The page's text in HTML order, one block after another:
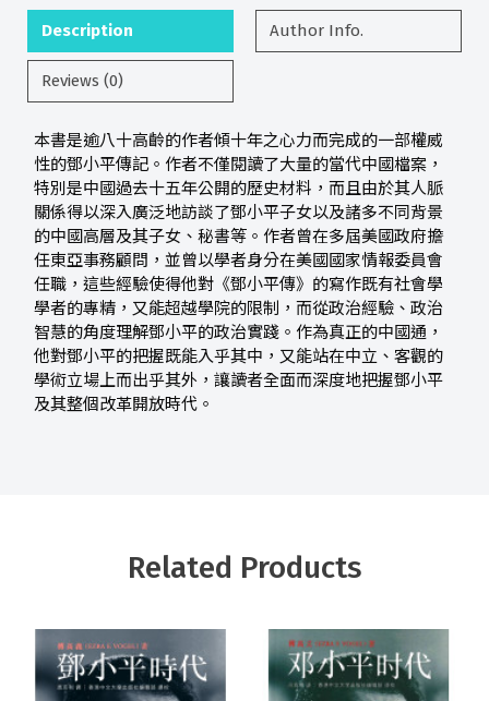
Description Author Info.
Reviews (0)
本書是逾八十高齡的作者傾十年之心力而完成的一部權威
性的鄧小平傳記。作者不僅閱讀了大量的當代中國檔案，
特別是中國過去十五年公開的歷史材料，而且由於其人脈
關係得以深入廣泛地訪談了鄧小平子女以及諸多不同背景
的中國高層及其子女、秘書等。作者曾在多屆美國政府擔
任東亞事務顧問，並曾以學者身分在美國國家情報委員會
任職，這些經驗使得他對《鄧小平傳》的寫作既有社會學
學者的專精，又能超越學院的限制，而從政治經驗、政治
智慧的角度理解鄧小平的政治實踐。作為真正的中國通，
他對鄧小平的把握既能入乎其中，又能站在中立、客觀的
學術立場上而出乎其外，讓讀者全面而深度地把握鄧小平
及其整個改革開放時代。
Related Products